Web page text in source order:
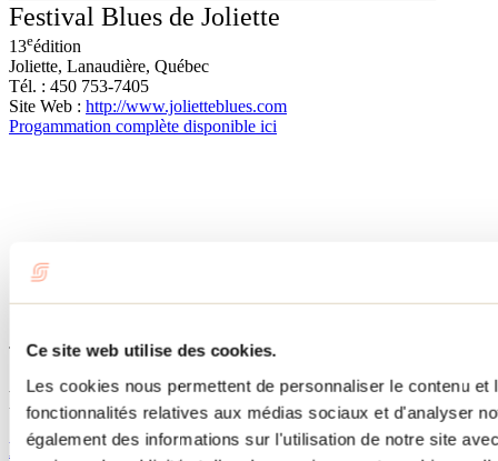
Ce site web utilise des cookies.
Les cookies nous permettent de personnaliser le contenu
fonctionnalités relatives aux médias sociaux et d'analyser
également des informations sur l'utilisation de notre site
Festival Blues de Joliette
13eédition
Joliette, Lanaudière, Québec
Tél. : 450 753-7405
Site Web : http://www.jolietteblues.com
Progammation complète disponible ici
Tourisme Lanaudière www.lanaudiere.ca
Publications reliées
Le TVT et son « Drôle de couple »…